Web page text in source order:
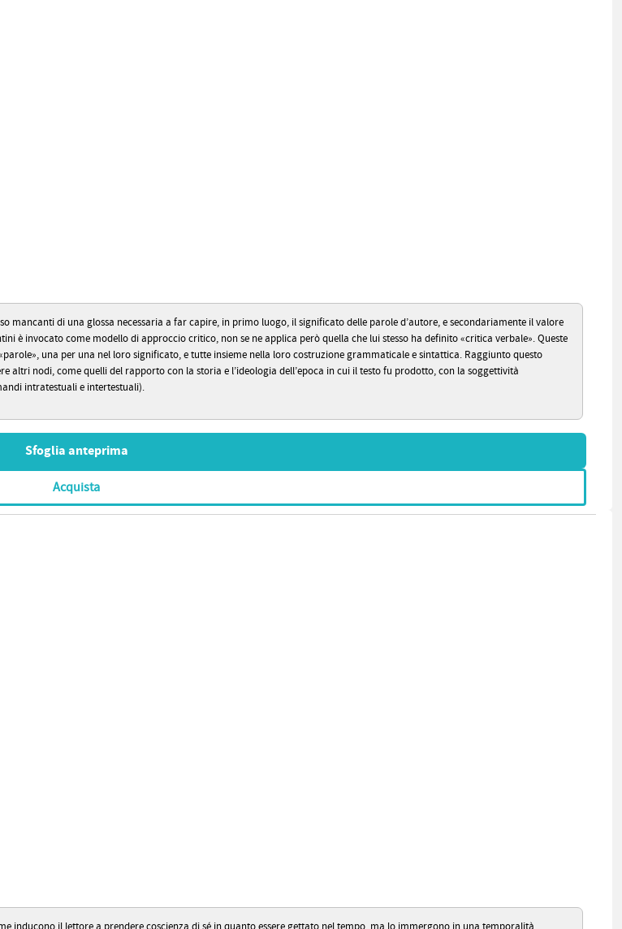
di una glossa necessaria a far capire, in primo luogo, il significato delle parole d’autore, e secondariamente il valore
è invocato come modello di approccio critico, non se ne applica però quella che lui stesso ha definito «critica verbale». Queste
una per una nel loro significato, e tutte insieme nella loro costruzione grammaticale e sintattica. Raggiunto questo
nodi, come quelli del rapporto con la storia e l’ideologia dell’epoca in cui il testo fu prodotto, con la soggettività
intratestuali e intertestuali).
Sfoglia anteprima
Acquista